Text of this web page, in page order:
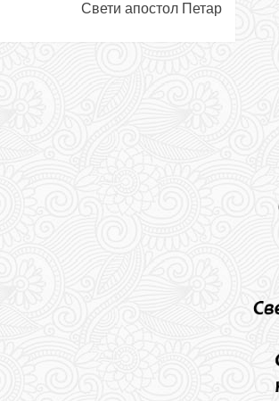
Свети апостол Петар